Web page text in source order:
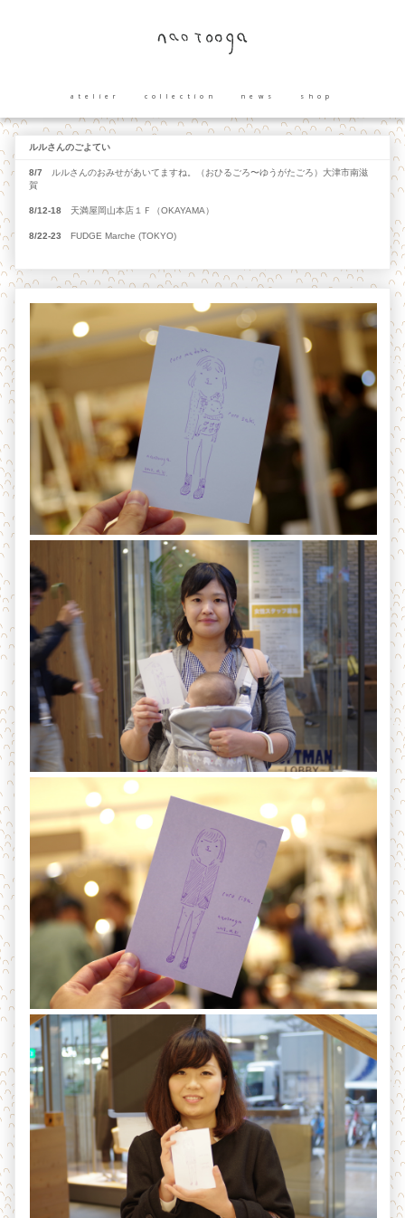
atelier collection news shop
ルルさんのごよてい
8/7 ルルさんのおみせがあいてますね。（おひるごろ〜ゆうがたごろ）大津市南滋
賀
8/12-18 天満屋岡山本店１Ｆ（OKAYAMA）
8/22-23 FUDGE Marche (TOKYO)